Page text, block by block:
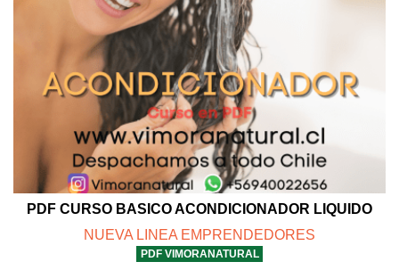
PDF CURSO BASICO ACONDICIONADOR LIQUIDO
NUEVA LINEA EMPRENDEDORES
PDF VIMORANATURAL